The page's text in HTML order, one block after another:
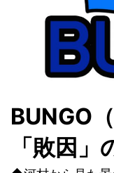
BUNGO
「敗因